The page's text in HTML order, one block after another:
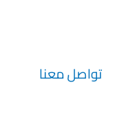
تواصل معنا